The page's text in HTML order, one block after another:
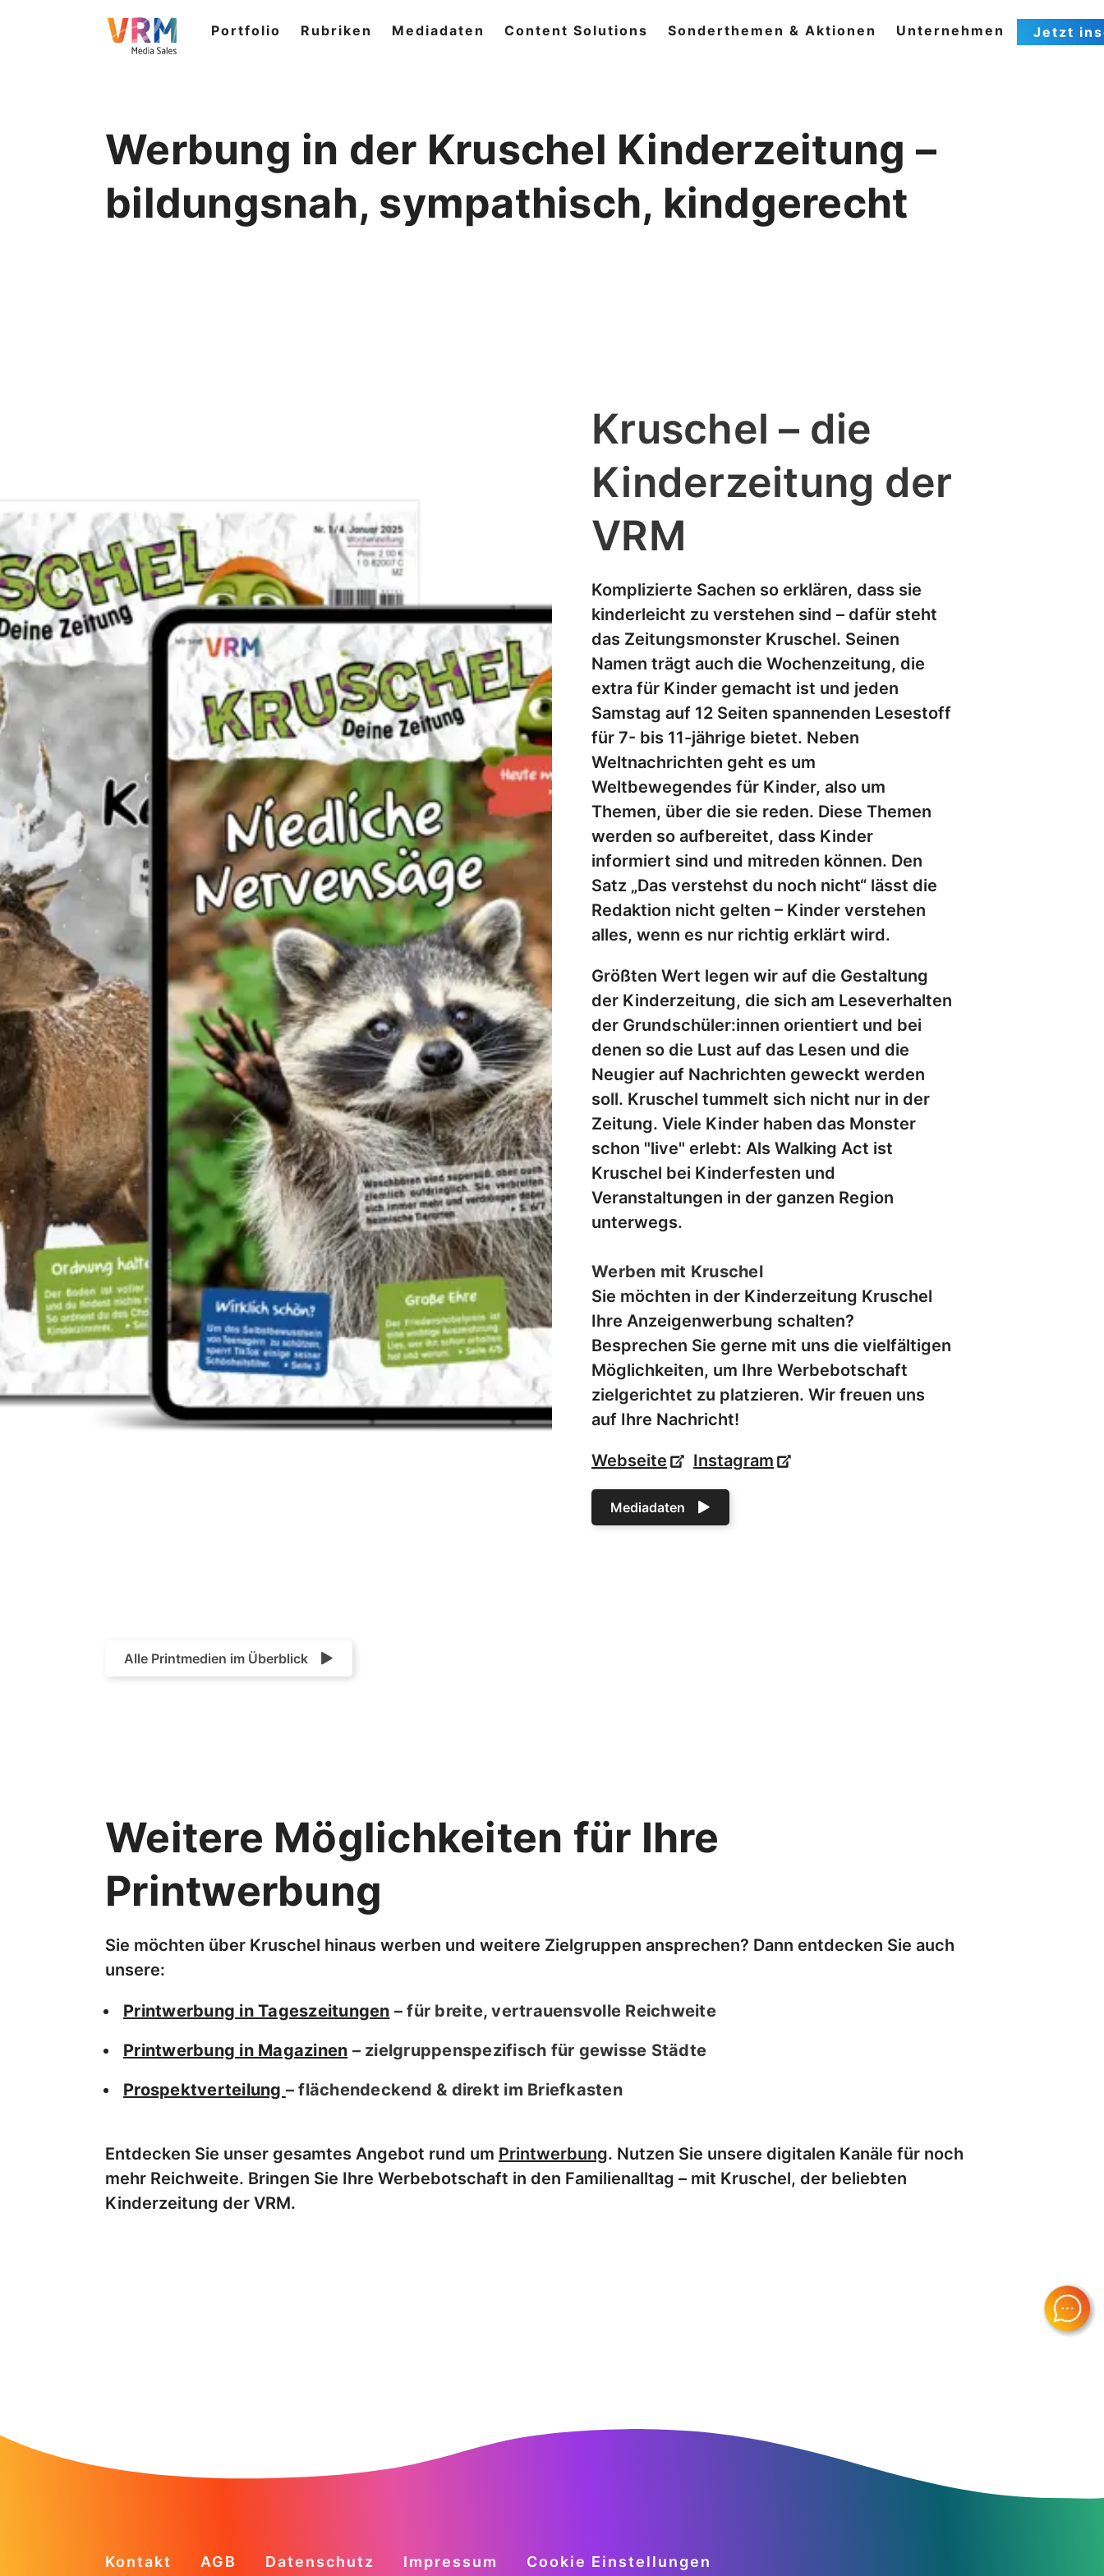
Portfolio Rubriken Mediadaten Content Solutions Sonderthemen & Aktionen Unternehmen Jetzt
Werbung in der Kruschel Kinderzeitung –
bildungsnah, sympathisch, kindgerecht
Kruschel – die
Kinderzeitung der
VRM
Komplizierte Sachen so erklären, dass sie
kinderleicht zu verstehen sind – dafür steht
das Zeitungsmonster Kruschel. Seinen
Namen trägt auch die Wochenzeitung, die
extra für Kinder gemacht ist und jeden
Samstag auf 12 Seiten spannenden Lesestoff
für 7- bis 11-jährige bietet. Neben
Weltnachrichten geht es um
Weltbewegendes für Kinder, also um
Themen, über die sie reden. Diese Themen
werden so aufbereitet, dass Kinder
informiert sind und mitreden können. Den
Satz „Das verstehst du noch nicht“ lässt die
Redaktion nicht gelten – Kinder verstehen
alles, wenn es nur richtig erklärt wird.
Größten Wert legen wir auf die Gestaltung
der Kinderzeitung, die sich am Leseverhalten
der Grundschüler:innen orientiert und bei
denen so die Lust auf das Lesen und die
Neugier auf Nachrichten geweckt werden
soll. Kruschel tummelt sich nicht nur in der
Zeitung. Viele Kinder haben das Monster
schon "live" erlebt: Als Walking Act ist
Kruschel bei Kinderfesten und
Veranstaltungen in der ganzen Region
unterwegs.
Werben mit Kruschel
Sie möchten in der Kinderzeitung Kruschel
Ihre Anzeigenwerbung schalten?
Besprechen Sie gerne mit uns die vielfältigen
Möglichkeiten, um Ihre Werbebotschaft
zielgerichtet zu platzieren. Wir freuen uns
auf Ihre Nachricht!
Webseite Instagram
Mediadaten
Alle Printmedien im Überblick
Weitere Möglichkeiten für Ihre
Printwerbung
Sie möchten über Kruschel hinaus werben und weitere Zielgruppen ansprechen? Dann entdecken Sie auch
unsere:
Printwerbung in Tageszeitungen – für breite, vertrauensvolle Reichweite
Printwerbung in Magazinen – zielgruppenspezifisch für gewisse Städte
Prospektverteilung – flächendeckend & direkt im Briefkasten
Entdecken Sie unser gesamtes Angebot rund um Printwerbung. Nutzen Sie unsere digitalen Kanäle für noch
mehr Reichweite. Bringen Sie Ihre Werbebotschaft in den Familienalltag – mit Kruschel, der beliebten
Kinderzeitung der VRM.
Kontakt AGB Datenschutz Impressum Cookie Einstellungen